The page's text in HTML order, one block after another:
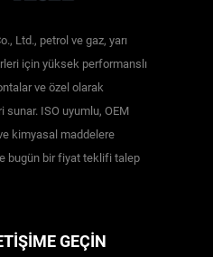
Ltd., petrol ve gaz, yarı
için yüksek performanslı
ve özel olarak
sunar. ISO uyumlu, OEM
kimyasal maddelere
bugün bir fiyat teklifi talep
GEÇIN